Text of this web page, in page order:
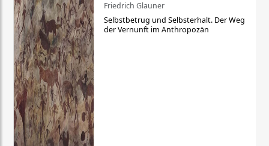
Friedrich Glauner
Selbstbetrug und Selbsterhalt. Der Weg
der Vernunft im Anthropozän